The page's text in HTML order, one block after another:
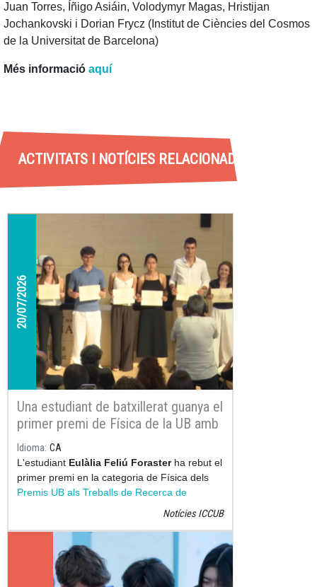
Juan Torres, Íñigo Asiáin, Volodymyr Magas, Hristijan
Jochankovski i Dorian Frycz (Institut de Ciències del Cosmos
de la Universitat de Barcelona)
Més informació aquí
ACTIVITATS I NOTÍCIES RELACIONADES
20/07/2026
Una estudiant de batxillerat guanya el
primer premi de Física de la UB amb
un treball sobre el moviment
microscòpic
Idioma CA
L'estudiant Eulàlia Feliú Forasterha rebut el
primer premi en la categoria de Física dels
Premis UB als Treballs de Recerca de
gràcies al seu treball Atrapat
Notícies ICCUB